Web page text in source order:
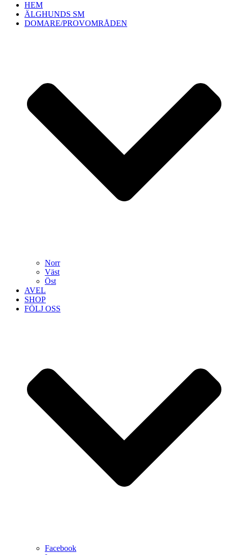
HEM
ÄLGHUNDS SM
DOMARE/PROVOMRÅDEN
Norr
Väst
Öst
AVEL
SHOP
FÖLJ OSS
Facebook